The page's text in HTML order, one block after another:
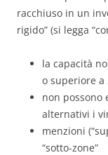
racchiuso in un
rigido” (si legga
la capacità
o superiore a
non possono
alternativi i
menzioni
“sotto-zone”